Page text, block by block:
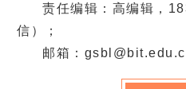
责任编辑：高编辑，
信）；
邮箱：